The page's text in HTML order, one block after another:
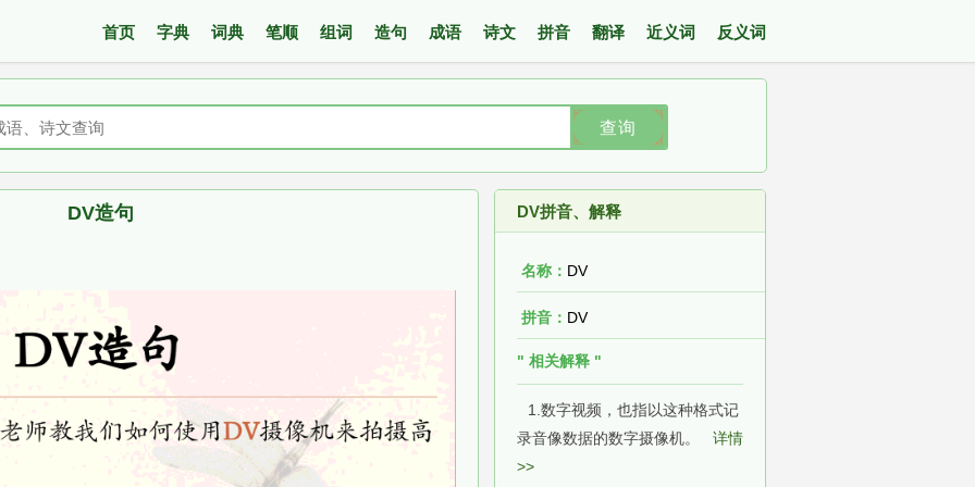
首页 字典 词典 笔顺 组词 造句 成语 诗文 拼音 翻译 近义词 反义词
查询
DV造句 DV拼音、解释
名称： DV
拼音： DV
" 相关解释 "
1.数字视频，也指以这种格式记
录音像数据的数字摄像机。 详情
>>